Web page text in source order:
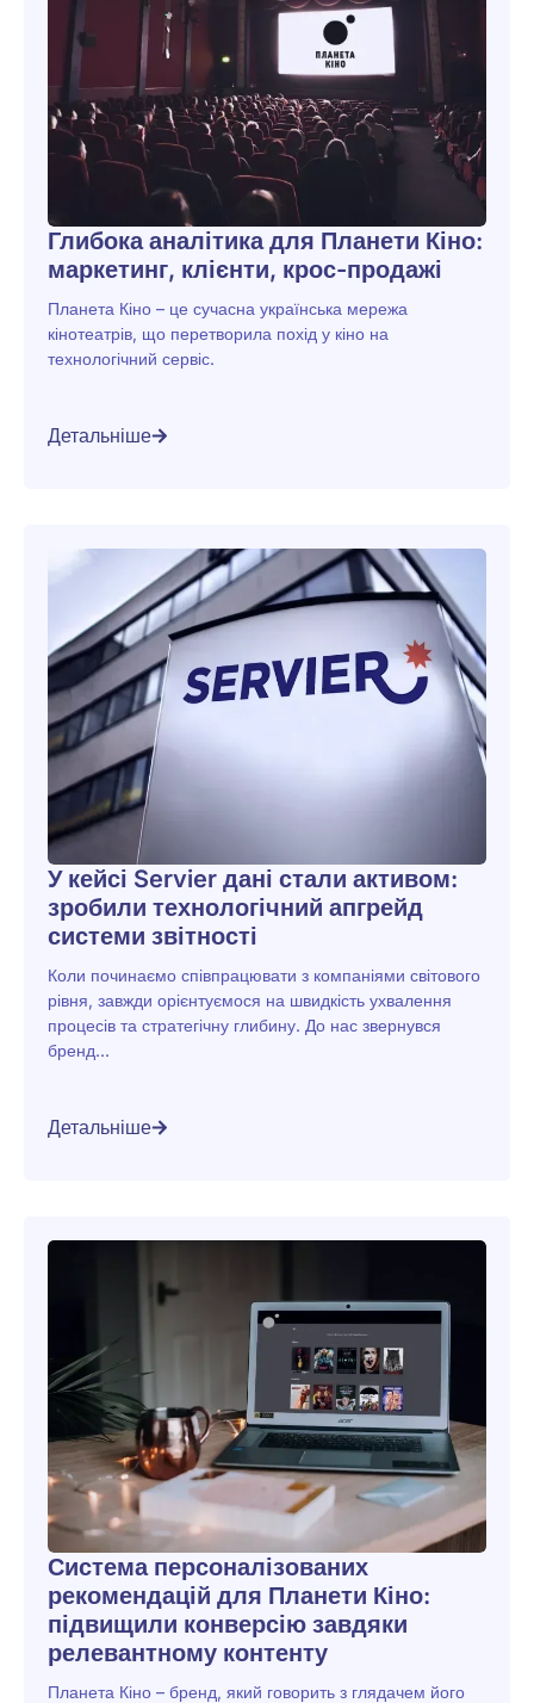
Глибока аналітика для Планети Кіно:
маркетинг, клієнти, крос-продажі
Планета Кіно – це сучасна українська мережа
кінотеатрів, що перетворила похід у кіно на
технологічний сервіс.
Детальніше
У кейсі Servier дані стали активом:
зробили технологічний апгрейд
системи звітності
Коли починаємо співпрацювати з компаніями світового
рівня, завжди орієнтуємося на швидкість ухвалення
процесів та стратегічну глибину. До нас звернувся
бренд...
Детальніше
Система персоналізованих
рекомендацій для Планети Кіно:
підвищили конверсію завдяки
релевантному контенту
Планета Кіно – бренд, який говорить з глядачем його